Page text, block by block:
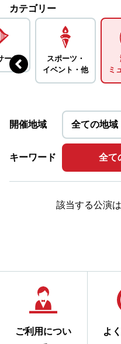
カテゴリー
ート
スポーツ・
イベント・ 他
ミ
開催地域
キーワード 全て
該当する公演
ご利用につい
よ